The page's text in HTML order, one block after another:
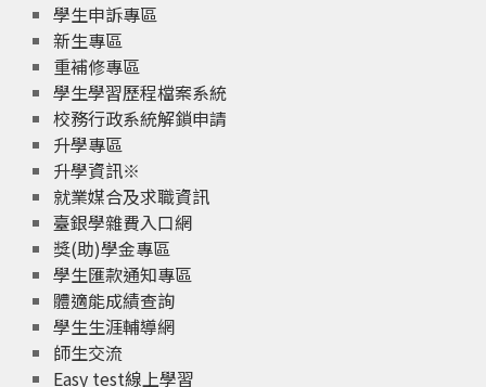
學生申訴專區
新生專區
重補修專區
學生學習歷程檔案系統
校務行政系統解鎖申請
升學專區
升學資訊※
就業媒合及求職資訊
臺銀學雜費入口網
獎(助)學金專區
學生匯款通知專區
體適能成績查詢
學生生涯輔導網
師生交流
Easy test線上學習